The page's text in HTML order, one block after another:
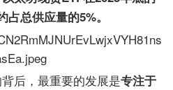
总供应量的5%。
后，最重要的发展是专注于